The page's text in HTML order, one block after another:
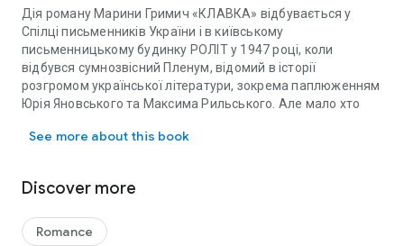
Дія роману Марини Гримич «КЛАВКА» відбувається у
Спілці письменників України і в київському
письменницькому будинку РОЛІТ у 1947 році, коли
відбувся сумнозвісний Пленум, відомий в історії
розгромом української літератури, зокрема паплюженням
Юрія Яновського та Максима Рильського. Але мало хто
обмежилось: українських літераторів — колег по перу,
різному вийшли з нелегкої етичної ситуації — хто з високо
досмертних докорах сумління.
See more about this book
Discover more
Romance